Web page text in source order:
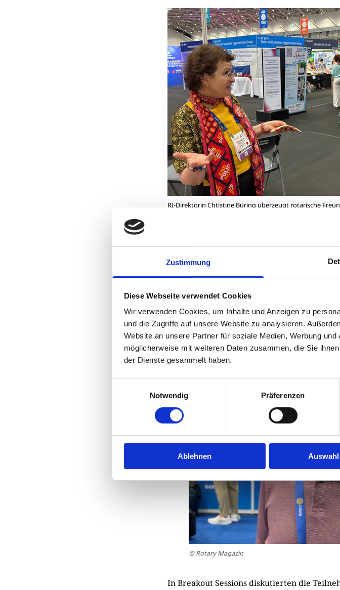
Zustimmung
Diese Webseite verwendet Cookies
Wir verwenden Cookies, um Inhalte und Anzeigen zu
und die Zugriffe auf unsere Website zu analysieren.
Website an unsere Partner für soziale Medien, Werbung
möglicherweise mit weiteren Daten zusammen, die Sie
der Dienste gesammelt haben.
Notwendig
Präferenzen
Ablehnen
RI-Direktorin Chtistine Büring überzeugt rotarische
Aber auch andere rotarische Freunde aus
unterwegs, um ihr Anliegen zu promoten.
© Rotary Magazin
In Breakout Sessions diskutierten die